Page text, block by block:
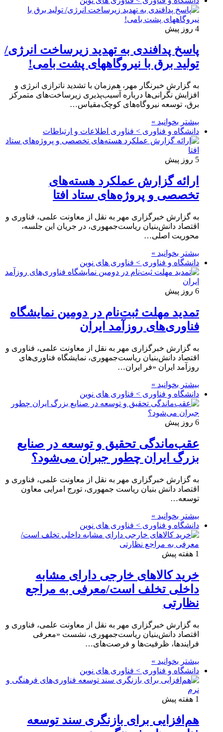
4 روز پیش
پاسخ پدافندی به تهدید زیرساخت انرژی/
تولید برق با نیروگاههای پشت بامی!
به گزارش خبرنگار مهر، هم‌زمان با تشدید ناترازی انرژی و
افزایش نگرانی‌ها درباره آسیب‌پذیری زیرساخت‌های متمرکز
برق، توسعه نیروگاه‌های کوچک‌مقیاس…
بیشتر بخوانید »
دانشگاه و فناوری > فناوری اطلاعات و ارتباطات
5 روز پیش
ارائه گزارش عملکرد هسته‌های
تخصصی و پروژه‌های ستاد افتا
به گزارش خبرگزاری مهر به نقل از معاونت علمی، فناوری و
اقتصاد دانش‌بنیان ریاست‌جمهوری، در جریان این جلسه،
محوریت اصلی…
بیشتر بخوانید »
دانشگاه و فناوری > فناوری های نوین
6 روز پیش
تمدید مهلت ثبت‌نام در دومین نمایشگاه
فناوری‌های روزآمد ایران
به گزارش خبرگزاری مهر به نقل از معاونت علمی، فناوری و
اقتصاد دانش‌بنیان ریاست‌جمهوری، نمایشگاه فناوری‌های
روزآمد ایران «فر ایران…
بیشتر بخوانید »
دانشگاه و فناوری > فناوری های نوین
6 روز پیش
عقب‌ماندگی تحقیق و توسعه در صنایع
بزرگ ایران چطور جبران می‌شود؟
به گزارش خبرگزاری مهر به نقل از معاونت علمی، فناوری و
اقتصاد دانش بنیان ریاست جمهوری، تورج امرایی معاون
توسعه…
بیشتر بخوانید »
دانشگاه و فناوری > فناوری های نوین
1 هفته پیش
خرید کالاهای خارجی دارای مشابه
داخلی تخلف است/معرفی به مراجع
نظارتی
به گزارش خبرگزاری مهر به نقل از معاونت علمی، فناوری و
اقتصاد دانش‌بنیان ریاست‌جمهوری، نشست «معرفی
فرایندها، ظرفیت‌ها و فرصت‌های…
بیشتر بخوانید »
دانشگاه و فناوری > فناوری های نوین
1 هفته پیش
هم‌افزایی برای بازنگری سند توسعه